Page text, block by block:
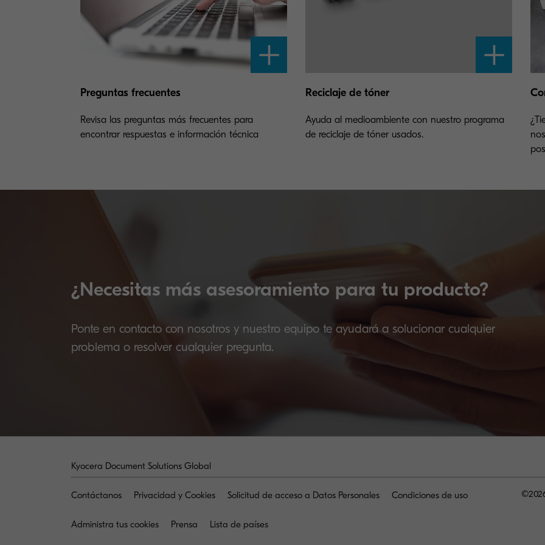
Preguntas frecuentes
Revisa las preguntas más frecuentes para
encontrar respuestas e información técnica
Reciclaje de tóner
Ayuda al medioambiente con nuestro programa
de reciclaje de tóner usados.
¿Necesitas más asesoramiento para tu producto?
Ponte en contacto con nosotros y nuestro equipo te ayudará a solucionar cualquier
problema o resolver cualquier pregunta.
Kyocera Document Solutions Global
Contáctanos Privacidad y Cookies Solicitud de acceso a Datos Personales Condiciones de uso
Administra tus cookies Prensa Lista de países